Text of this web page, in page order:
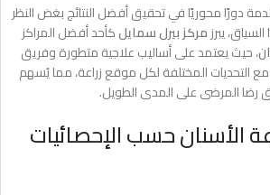
دورًا محوريًا في تحقيق أفضل النتائج بغض النظر
يبرزمركز بيرل سمايلكأحد أفضل المراكز
، حيث يعتمد على أساليب علاجية متطورة وفريق
التحديات المختلفة لكل موقع زراعة، مما يُسهم
رضا المرضى على المدى الطويل.
الأسنان حسب الإحصائيات